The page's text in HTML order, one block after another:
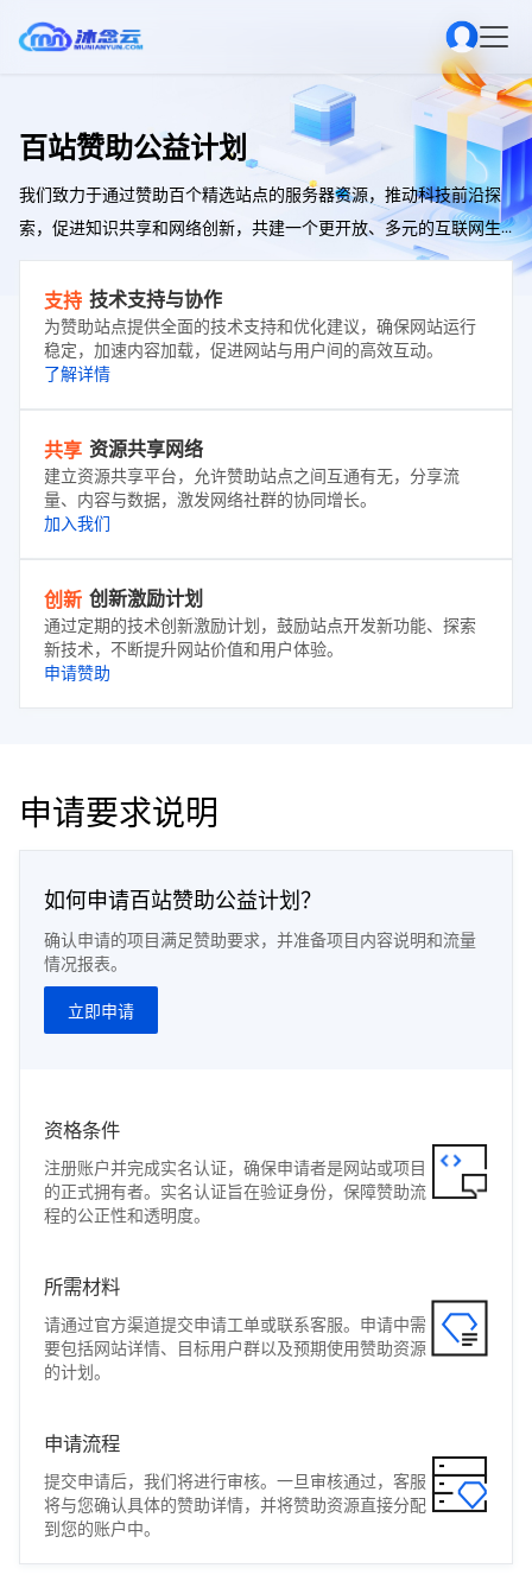
百站赞助公益计划
我们致力于通过赞助百个精选站点的服务器资源，推动科技前沿探
索，促进知识共享和网络创新，共建一个更开放、多元的互联网生
态。
支持 技术支持与协作
为赞助站点提供全面的技术支持和优化建议，确保网站运行
稳定，加速内容加载，促进网站与用户间的高效互动。
了解详情
共享 资源共享网络
建立资源共享平台，允许赞助站点之间互通有无，分享流
量、内容与数据，激发网络社群的协同增长。
加入我们
创新 创新激励计划
通过定期的技术创新激励计划，鼓励站点开发新功能、探索
新技术，不断提升网站价值和用户体验。
申请赞助
申请要求说明
如何申请百站赞助公益计划？
确认申请的项目满足赞助要求，并准备项目内容说明和流量
情况报表。
立即申请
资格条件
注册账户并完成实名认证，确保申请者是网站或项目
的正式拥有者。实名认证旨在验证身份，保障赞助流
程的公正性和透明度。
所需材料
请通过官方渠道提交申请工单或联系客服。申请中需
要包括网站详情、目标用户群以及预期使用赞助资源
的计划。
申请流程
提交申请后，我们将进行审核。一旦审核通过，客服
将与您确认具体的赞助详情，并将赞助资源直接分配
到您的账户中。